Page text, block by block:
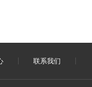
联系我们